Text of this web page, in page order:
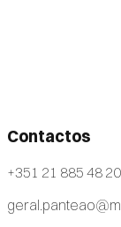
Contactos
+351 21 885 48 20